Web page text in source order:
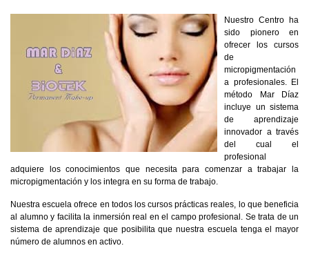
Nuestro Centro ha
sido pionero en
ofrecer los cursos
de
micropigmentación
a profesionales. El
método Mar Díaz
incluye un sistema
de aprendizaje
innovador a través
del cual el
profesional
adquiere los conocimientos que necesita para comenzar a trabajar la
micropigmentación y los integra en su forma de trabajo.
Nuestra escuela ofrece en todos los cursos prácticas reales, lo que beneficia
al alumno y facilita la inmersión real en el campo profesional. Se trata de un
sistema de aprendizaje que posibilita que nuestra escuela tenga el mayor
número de alumnos en activo.